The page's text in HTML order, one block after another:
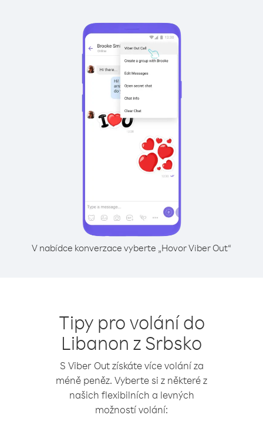
V nabídce konverzace vyberte „Hovor Viber Out“
Tipy pro volání do
Libanon z Srbsko
S Viber Out získáte více volání za
méně peněz. Vyberte si z některé z
našich flexibilních a levných
možností volání: